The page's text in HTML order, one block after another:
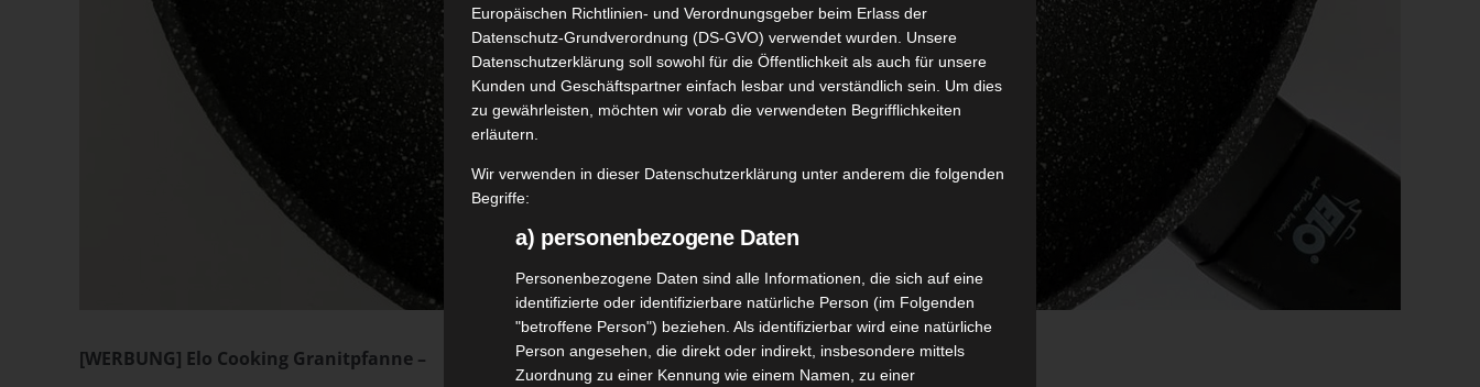
[WERBUNG] Elo Cooking Granitpfanne –
Europäischen Richtlinien- und Verordnungsgeber beim Erlass der
Datenschutz-Grundverordnung (DS-GVO) verwendet wurden. Unsere
Datenschutzerklärung soll sowohl für die Öffentlichkeit als auch für unsere
Kunden und Geschäftspartner einfach lesbar und verständlich sein. Um dies
zu gewährleisten, möchten wir vorab die verwendeten Begrifflichkeiten
erläutern.
Wir verwenden in dieser Datenschutzerklärung unter anderem die folgenden
Begriffe:
a) personenbezogene Daten
Personenbezogene Daten sind alle Informationen, die sich auf eine
identifizierte oder identifizierbare natürliche Person (im Folgenden
"betroffene Person") beziehen. Als identifizierbar wird eine natürliche
Person angesehen, die direkt oder indirekt, insbesondere mittels
Zuordnung zu einer Kennung wie einem Namen, zu einer